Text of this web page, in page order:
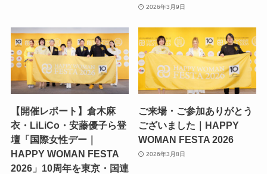
2026年3月9日
【開催レポート】倉木麻
衣・LiLiCo・安藤優子ら登
壇「国際女性デー｜
HAPPY WOMAN FESTA
2026」10周年を東京・国連
ご来場・ご参加ありがとう
ございました｜HAPPY
WOMAN FESTA 2026
2026年3月8日